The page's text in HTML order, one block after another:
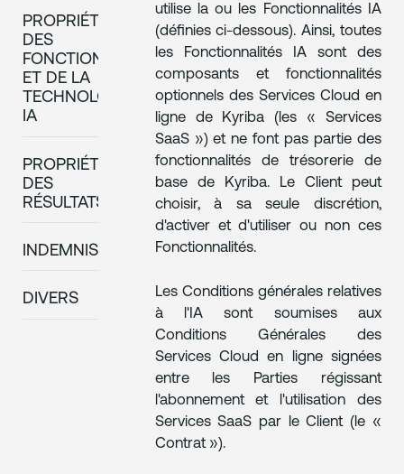
PROPRIÉTÉ
DES
FONCTIONNALITÉS
ET DE LA
TECHNOLOGIE
IA
PROPRIÉTÉ
DES
RÉSULTATS
INDEMNISATION
DIVERS
utilise la ou les Fonctionnalités IA
(définies ci-dessous). Ainsi, toutes
les Fonctionnalités IA sont des
composants et fonctionnalités
optionnels des Services Cloud en
ligne de Kyriba (les « Services
SaaS ») et ne font pas partie des
fonctionnalités de trésorerie de
base de Kyriba. Le Client peut
choisir, à sa seule discrétion,
d'activer et d'utiliser ou non ces
Fonctionnalités.
Les Conditions générales relatives
à l'IA sont soumises aux
Conditions Générales des
Services Cloud en ligne signées
entre les Parties régissant
l'abonnement et l'utilisation des
Services SaaS par le Client (le «
Contrat »).